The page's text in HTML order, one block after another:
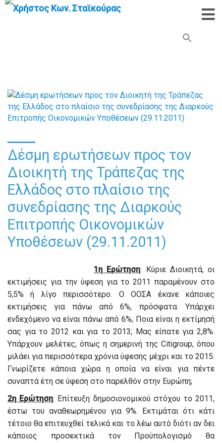
Δέσμη ερωτήσεων προς τον
Διοικητή της Τράπεζας της
Ελλάδος στο πλαίσιο της
συνεδρίασης της Διαρκούς
Επιτροπής Οικονομικών
Υποθέσεων (29.11.2011)
1η Ερώτηση: Κύριε Διοικητά, οι
εκτιμήσεις για την ύφεση για το 2011 παραμένουν στο
5,5% ή λίγο περισσότερο. Ο ΟΟΣΑ έκανε κάποιες
εκτιμήσεις για πάνω από 6%, πρόσφατα. Υπάρχει
ενδεχόμενο να είναι πάνω από 6%; Ποια είναι η εκτίμησή
σας για το 2012 και για το 2013; Μας είπατε για 2,8%.
Υπάρχουν μελέτες, όπως η σημερινή της Citigroup, όπου
μιλάει για περισσότερα χρόνια ύφεσης μέχρι και το 2015.
Γνωρίζετε κάποια χώρα η οποία να είναι για πέντε
συναπτά έτη σε ύφεση στο παρελθόν στην Ευρώπη;
2η Ερώτηση: Επίτευξη δημοσιονομικού στόχου το 2011,
έστω του αναθεωρημένου για 9%. Εκτιμάται ότι κάτι
τέτοιο θα επιτευχθεί τελικά και το λέω αυτό διότι αν δει
κάποιος προσεκτικά τον Προϋπολογισμό θα